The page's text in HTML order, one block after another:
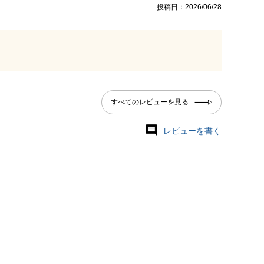
投稿日 2026/06/28
すべてのレビューを見る
レビューを書く